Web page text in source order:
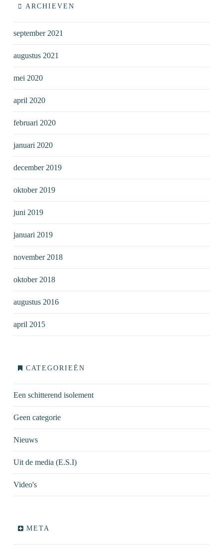
ARCHIEVEN
september 2021
augustus 2021
mei 2020
april 2020
februari 2020
januari 2020
december 2019
oktober 2019
juni 2019
januari 2019
november 2018
oktober 2018
augustus 2016
april 2015
CATEGORIEËN
Een schitterend isolement
Geen categorie
Nieuws
Uit de media (E.S.I)
Video's
META